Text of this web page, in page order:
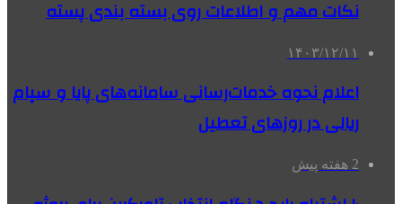
نکات مهم و اطلاعات روی بسته بندی پسته
۱۴۰۳/۱۲/۱۱
اعلام نحوه خدمات‌رسانی سامانه‌های پایا و سپام
ریالی در روزهای تعطیل
2 هفته پیش